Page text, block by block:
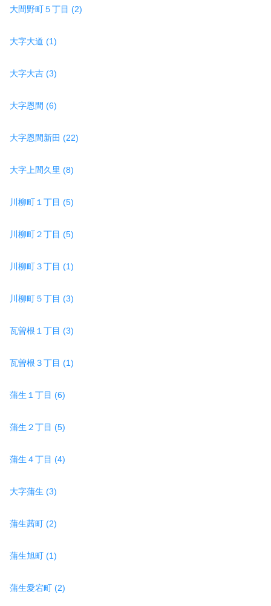
大間野町５丁目 (2)
大字大道 (1)
大字大吉 (3)
大字恩間 (6)
大字恩間新田 (22)
大字上間久里 (8)
川柳町１丁目 (5)
川柳町２丁目 (5)
川柳町３丁目 (1)
川柳町５丁目 (3)
瓦曽根１丁目 (3)
瓦曽根３丁目 (1)
蒲生１丁目 (6)
蒲生２丁目 (5)
蒲生４丁目 (4)
大字蒲生 (3)
蒲生茜町 (2)
蒲生旭町 (1)
蒲生愛宕町 (2)